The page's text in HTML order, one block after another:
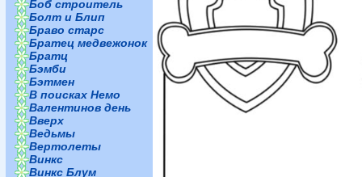
Боб строитель
Болт и Блип
Браво старс
Братец медвежонок
Братц
Бэмби
Бэтмен
В поисках Немо
Валентинов день
Вверх
Ведьмы
Вертолеты
Винкс
Винкс Блум